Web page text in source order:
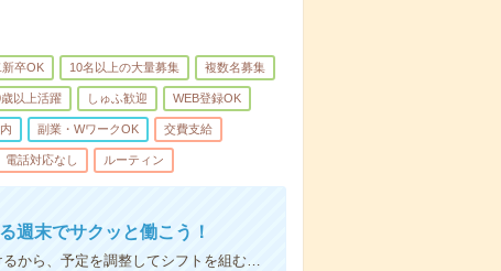
卒OK 10名以上の大量募集 複数名募集
以上活躍 しゅふ歓迎 WEB登録OK
副業・WワークOK 交費支給
電話対応なし ルーティン
週末でサクッと働こう！
から、予定を調整してシフトを組む…